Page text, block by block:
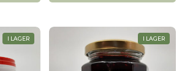
I LAGER I LAGER